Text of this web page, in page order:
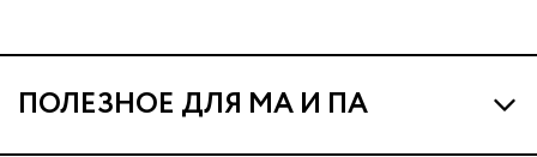
ПОЛЕЗНОЕ ДЛЯ МА И ПА
Про МА и Маминых Ассистентов